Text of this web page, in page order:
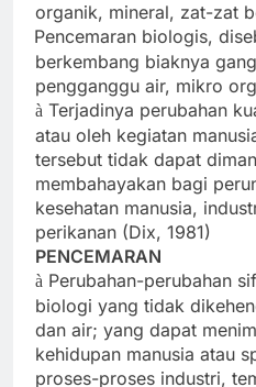
organik, mineral, zat-zat
Pencemaran biologis,
berkembang biaknya
pengganggu air, mikro
à Terjadinya perubahan
atau oleh kegiatan
tersebut tidak dapat
membahayakan bagi
kesehatan manusia,
perikanan (Dix, 1981)
PENCEMARAN
à Perubahan-perubahan
biologi yang tidak
dan air; yang dapat
kehidupan manusia atau
proses-proses industri,